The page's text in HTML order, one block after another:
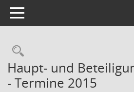
Toggle navigation
Rechercheauswahl
Haupt- und
- Termine 2015